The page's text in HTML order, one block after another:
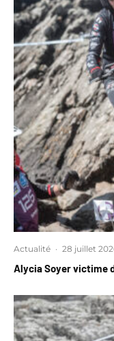
Actualité · 28 juillet
Alycia Soyer victime